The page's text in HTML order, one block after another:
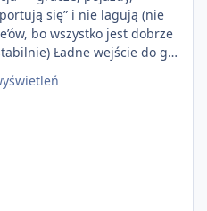
się” i nie lagują (nie
bo wszystko jest dobrze
do gry
Wygodne
(wsparcie C# / JS /